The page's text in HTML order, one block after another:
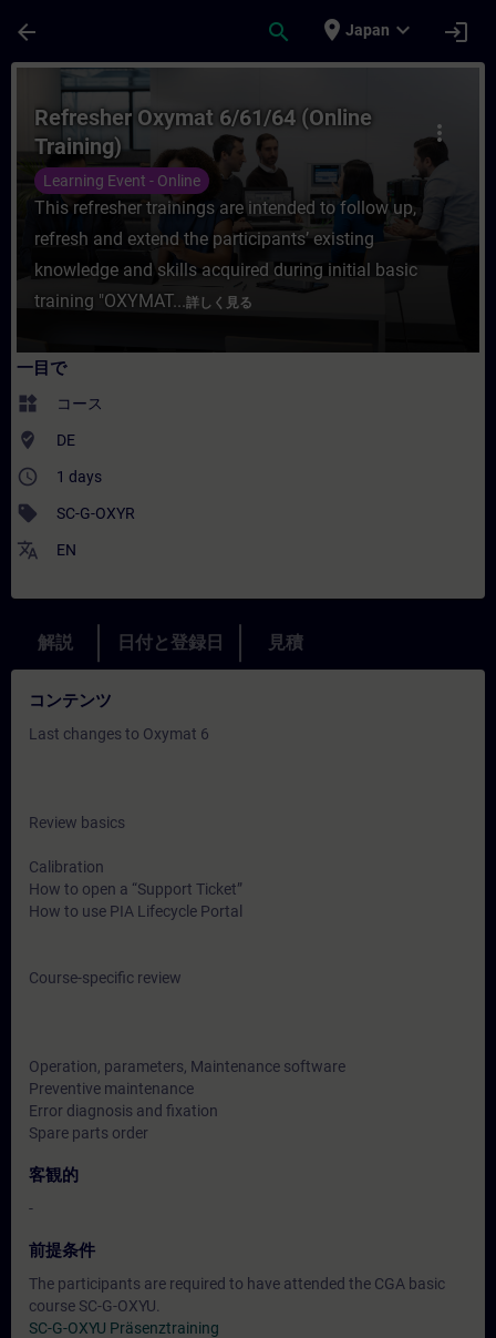
arrow_back search place Japan expand_more login
コース - Refresher Oxymat 6/61/64
more_vert
Refresher Oxymat 6/61/64 (Online
Training)
Learning Event - Online
This refresher trainings are intended to follow up,
refresh and extend the participants’ existing
knowledge and skills acquired during initial basic
training "OXYMAT...詳しく見る
一目で
widgets コース
where_to_vote DE
access_time 1 days
sell SC-G-OXYR
translate EN
解説 日付と登録日 見積
コンテンツ
Last changes to Oxymat 6
Review basics
Calibration
How to open a “Support Ticket”
How to use PIA Lifecycle Portal
Course-specific review
Operation, parameters, Maintenance software
Preventive maintenance
Error diagnosis and fixation
Spare parts order
客観的
-
前提条件
The participants are required to have attended the CGA basic
course SC-G-OXYU.
SC-G-OXYU Präsenztraining